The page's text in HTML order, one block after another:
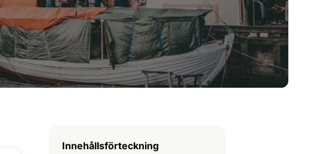
Innehållsförteckning